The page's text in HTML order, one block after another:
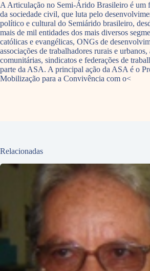
A Articulação no Semi-Árido Brasileiro é um
da sociedade civil, que luta pelo
político e cultural do Semiárido brasileiro,
mais de mil entidades dos mais diversos
católicas e evangélicas, ONGs de
associações de trabalhadores rurais e urbanos,
comunitárias, sindicatos e federações de
parte da ASA. A principal ação da ASA é o
Mobilização para a Convivência com o<
Relacionadas